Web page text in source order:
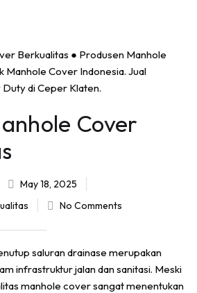
Cover
May 18, 2025
No Comments
saluran drainase merupakan
infrastruktur jalan dan sanitasi. Meski
manhole cover sangat menentukan